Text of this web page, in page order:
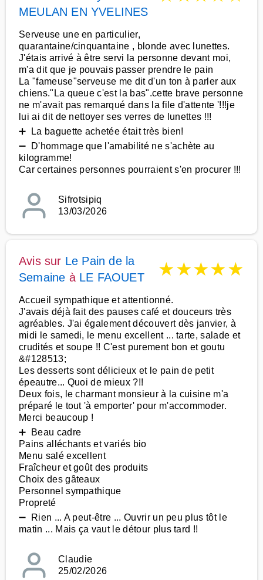
MEULAN EN YVELINES
Serveuse une en particulier,
quarantaine/cinquantaine , blonde avec lunettes.
J'étais arrivé à être servi la personne devant moi,
m'a dit que je pouvais passer prendre le pain
La "fameuse"serveuse me dit d'un ton à parler aux
chiens."La queue c'est la bas".cette brave personne
ne m'avait pas remarqué dans la file d'attente '!!!je
lui ai dit de nettoyer ses verres de lunettes !!!
➕ La baguette achetée était très bien!
➖ D'hommage que l'amabilité ne s'achète au
kilogramme!
Car certaines personnes pourraient s'en procurer !!!
Sifrotsipiq
13/03/2026
Avis sur Le Pain de la
Semaine à LE FAOUET ★★★★★
Accueil sympathique et attentionné.
J'avais déjà fait des pauses café et douceurs très
agréables. J'ai également découvert dès janvier, à
midi le samedi, le menu excellent ... tarte, salade et
crudités et soupe !! C'est purement bon et goutu
&#128513;
Les desserts sont délicieux et le pain de petit
épeautre... Quoi de mieux ?!!
Deux fois, le charmant monsieur à la cuisine m'a
préparé le tout 'à emporter' pour m'accommoder.
Merci beaucoup !
➕ Beau cadre
Pains alléchants et variés bio
Menu salé excellent
Fraîcheur et goût des produits
Choix des gâteaux
Personnel sympathique
Propreté
➖ Rien ... A peut-être ... Ouvrir un peu plus tôt le
matin ... Mais ça vaut le détour plus tard !!
Claudie
25/02/2026